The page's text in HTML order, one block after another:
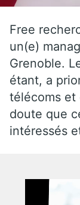
Free
un(e)
Grenoble.
étant, a
télécoms et
doute que
intéressés